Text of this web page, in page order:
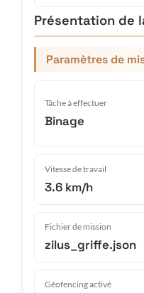
Présentation de
Paramètres de
Tâche à effectuer
Binage
Vitesse de travail
3.6 km/h
Fichier de mission
zilus_griffe.json
Géofencing activé